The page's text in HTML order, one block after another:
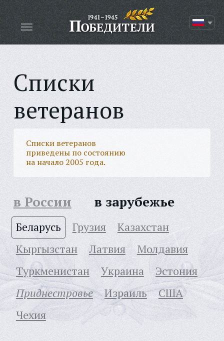
Списки
ветеранов
Списки ветеранов
приведены по состоянию
на начало 2005 года.
в России в зарубежье
Беларусь Грузия
Казахстан
Кыргызстан
Латвия
Молдавия
Туркменистан
Украина
Эстония
Приднестровье
Израиль
США
Чехия